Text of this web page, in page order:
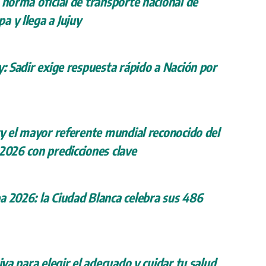
y llega a Jujuy
Sadir exige respuesta rápido a Nación por
el mayor referente mundial reconocido del
con predicciones clave
2026: la Ciudad Blanca celebra sus 486
para elegir el adecuado y cuidar tu salud